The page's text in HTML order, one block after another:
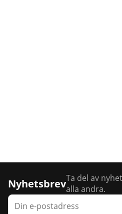
NyhetsbrevTa del av
alla andra.